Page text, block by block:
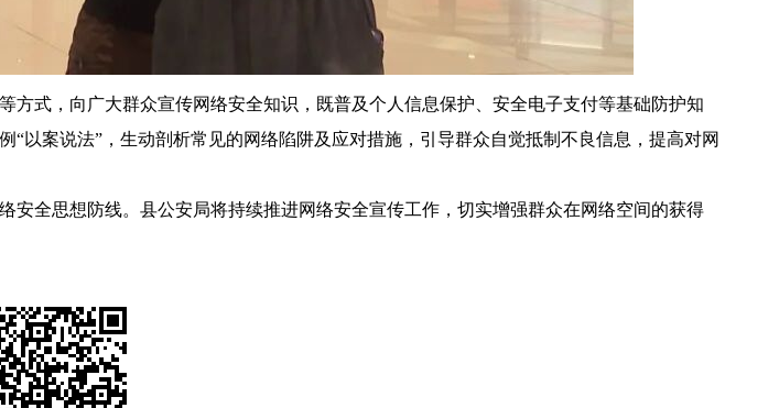
式，向广大群众宣传网络安全知识，既普及个人信息保护、安全电子支付等基础防护知
以案说法”，生动剖析常见的网络陷阱及应对措施，引导群众自觉抵制不良信息，提高对网
全思想防线。县公安局将持续推进网络安全宣传工作，切实增强群众在网络空间的获得